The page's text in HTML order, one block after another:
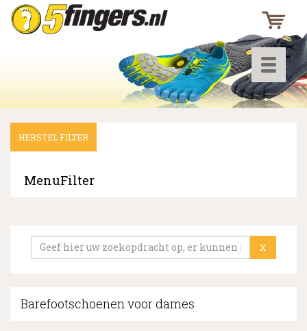
Toggle
▼
HERSTEL FILTER
MenuFilter
X
Barefootschoenen voor dames